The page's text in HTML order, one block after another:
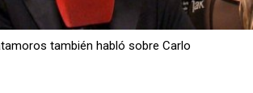
también habló sobre Carlo